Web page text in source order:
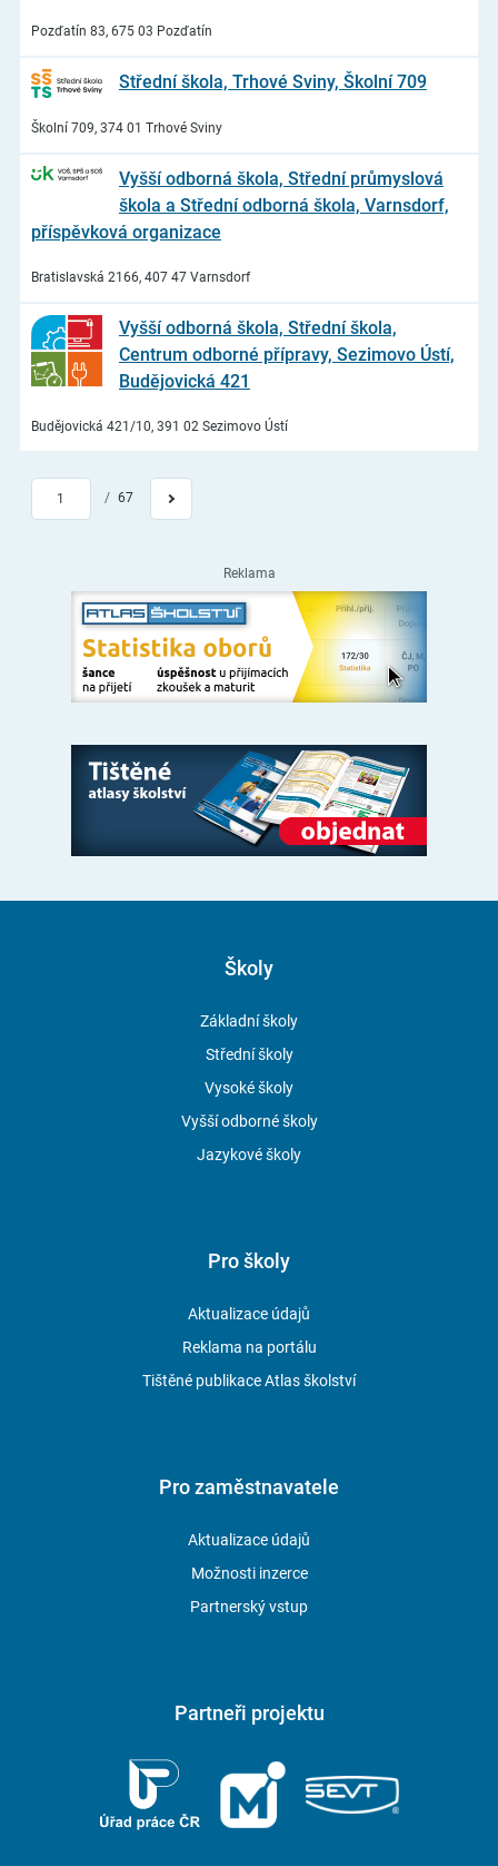
Pozďatín 83, 675 03 Pozďatín
Střední škola, Trhové Sviny, Školní 709
Školní 709, 374 01 Trhové Sviny
Vyšší odborná škola, Střední průmyslová
škola a Střední odborná škola, Varnsdorf,
příspěvková organizace
Bratislavská 2166, 407 47 Varnsdorf
Vyšší odborná škola, Střední škola,
Centrum odborné přípravy, Sezimovo Ústí,
Budějovická 421
Budějovická 421/10, 391 02 Sezimovo Ústí
1 / 67
Reklama
Školy
Základní školy
Střední školy
Vysoké školy
Vyšší odborné školy
Jazykové školy
Pro školy
Aktualizace údajů
Reklama na portálu
Tištěné publikace Atlas školství
Pro zaměstnavatele
Aktualizace údajů
Možnosti inzerce
Partnerský vstup
Partneři projektu